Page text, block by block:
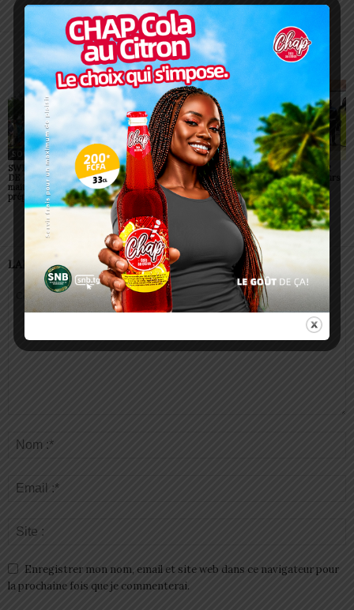
https://lomegraph.tg/
ARTICLES CONNEXES PLUS DE L'AUTEUR
SOCIÉTÉ
SWEDD+ Togo / ECOLE
DE LA CHANCE : les
maitres-artisans se
préparent à transmettre
SOCIÉTÉ
Glory Night 2026: Sonnie
Badu fait chanter des
milliers de personnes à
Lomé
SOCIÉTÉ
Vogan : AGRI-ESPOIR
récompense les meilleurs
talents
LAISSER UN COMMENTAIRE
Enregistrer mon nom, email et site web dans ce navigateur pour
la prochaine fois que je commenterai.